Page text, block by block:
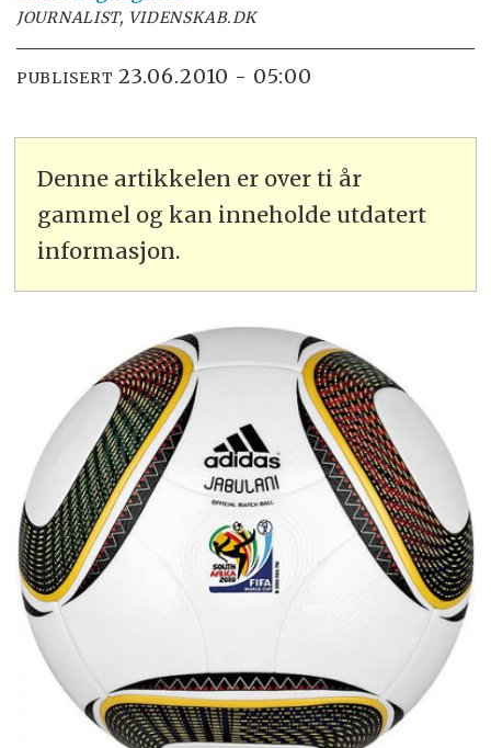
JOURNALIST, VIDENSKAB.DK
PUBLISERT 23.06.2010 - 05:00
Denne artikkelen er over ti år
gammel og kan inneholde utdatert
informasjon.